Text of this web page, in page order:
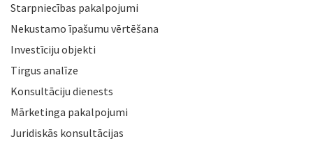
Starpniecības pakalpojumi
Nekustamo īpašumu vērtēšana
Investīciju objekti
Tirgus analīze
Konsultāciju dienests
Mārketinga pakalpojumi
Juridiskās konsultācijas